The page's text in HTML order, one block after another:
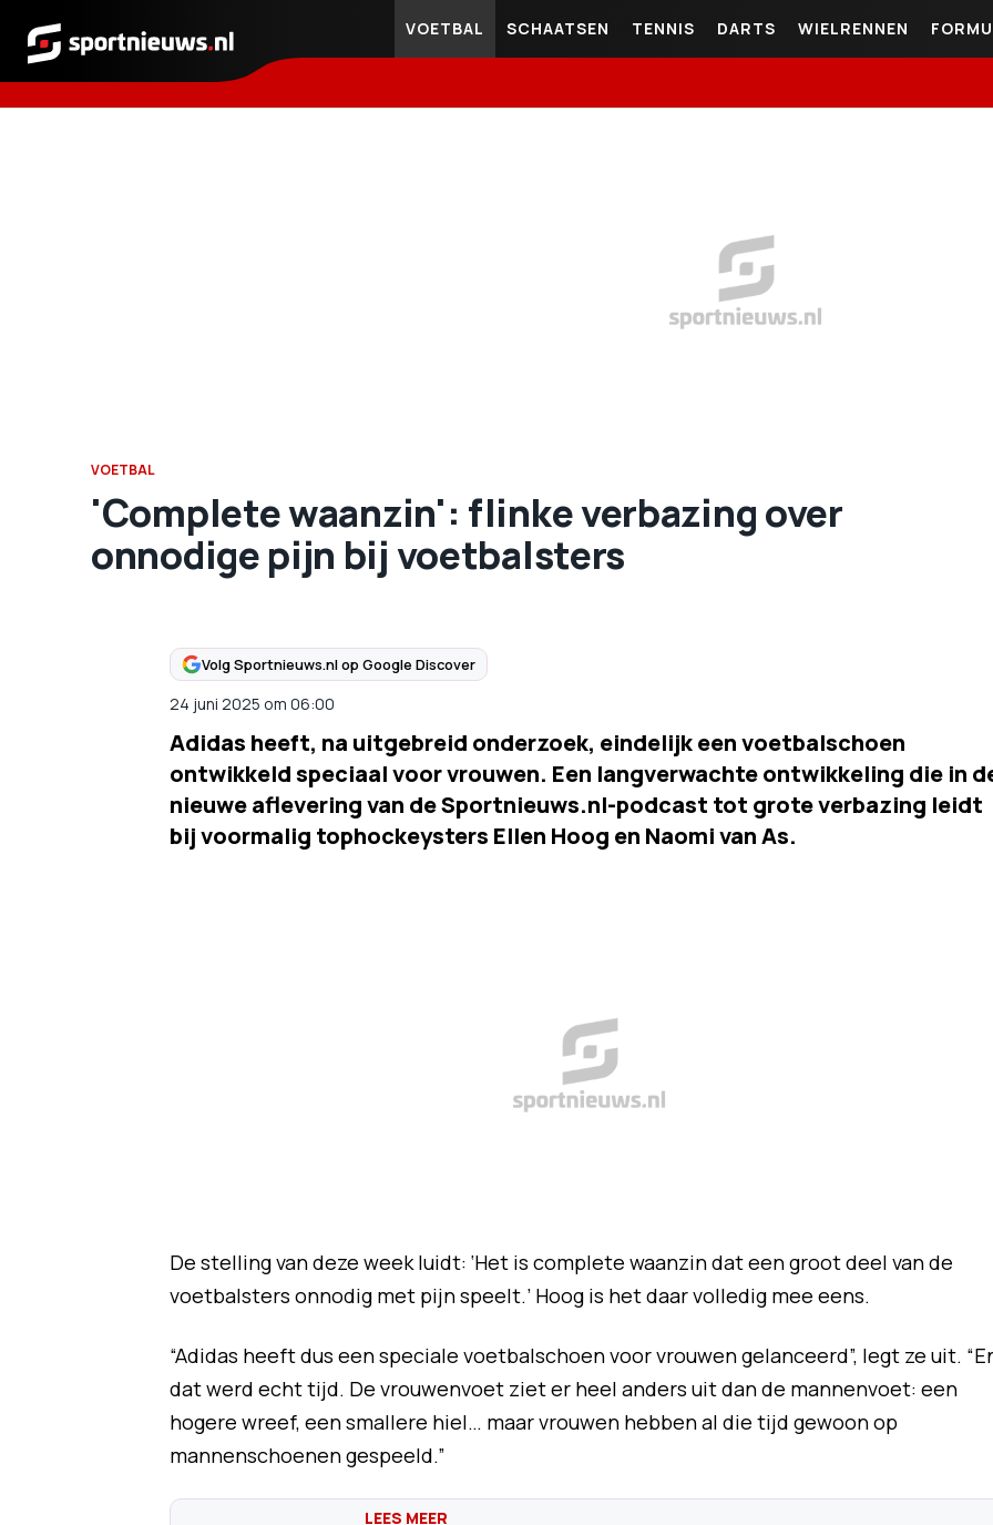
Sportnieuws.nl
VOETBAL SCHAATSEN TENNIS DARTS WIELRENNEN
VOETBAL
'Complete waanzin': flinke verbazing over
onnodige pijn bij voetbalsters
Volg Sportnieuws.nl op Google Discover
24 juni 2025 om 06:00
Adidas heeft, na uitgebreid onderzoek, eindelijk een voetbalschoen
ontwikkeld speciaal voor vrouwen. Een langverwachte ontwikkeling die in
nieuwe aflevering van de Sportnieuws.nl-podcast tot grote verbazing leidt
bij voormalig tophockeysters Ellen Hoog en Naomi van As.
De stelling van deze week luidt: ‘Het is complete waanzin dat een groot deel van de
voetbalsters onnodig met pijn speelt.’ Hoog is het daar volledig mee eens.
“Adidas heeft dus een speciale voetbalschoen voor vrouwen gelanceerd”, legt ze uit.
dat werd echt tijd. De vrouwenvoet ziet er heel anders uit dan de mannenvoet: een
hogere wreef, een smallere hiel… maar vrouwen hebben al die tijd gewoon op
mannenschoenen gespeeld.”